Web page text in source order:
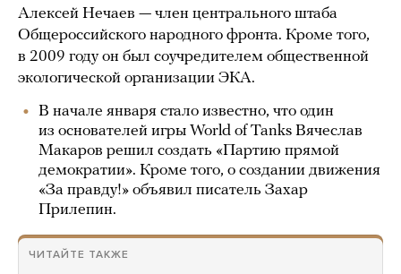
Алексей Нечаев — член центрального штаба
Общероссийского народного фронта. Кроме того,
в 2009 году он был соучредителем общественной
экологической организации ЭКА.
В начале января стало известно, что один
из основателей игры World of Tanks Вячеслав
Макаров решил создать «Партию прямой
демократии». Кроме того, о создании движения
«За правду!» объявил писатель Захар
Прилепин.
ЧИТАЙТЕ ТАКЖЕ